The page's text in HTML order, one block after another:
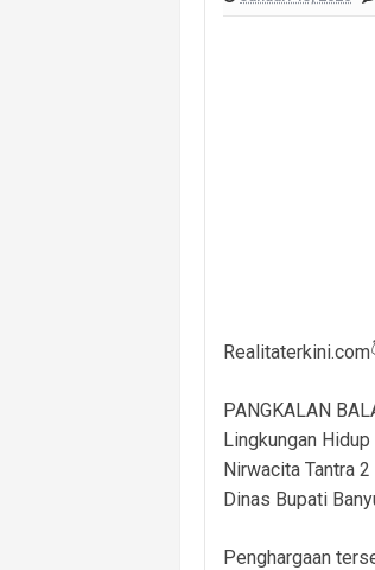
Polsek
Cegah
Cegah
Polsek
Polres
Keributan
Polsek
PANGKALAN
Lingkungan
Nirwacita Tantra
Dinas Bupati
Penghargaan